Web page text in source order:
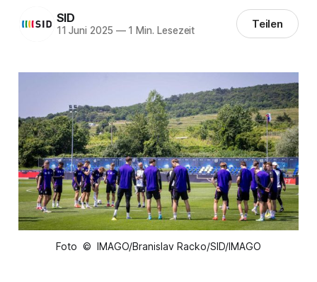
SID
11 Juni 2025 —1 Min. Lesezeit Teilen
Foto © IMAGO/Branislav Racko/SID/IMAGO